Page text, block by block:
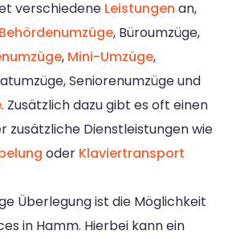
verschiedene Leistungen an,
Behördenumzüge, Büroumzüge,
, Mini-Umzüge,
Seniorenumzüge und
. Zusätzlich dazu gibt es oft einen
zusätzliche Dienstleistungen wie
oder Klaviertransport
Überlegung ist die Möglichkeit
in Hamm. Hierbei kann ein